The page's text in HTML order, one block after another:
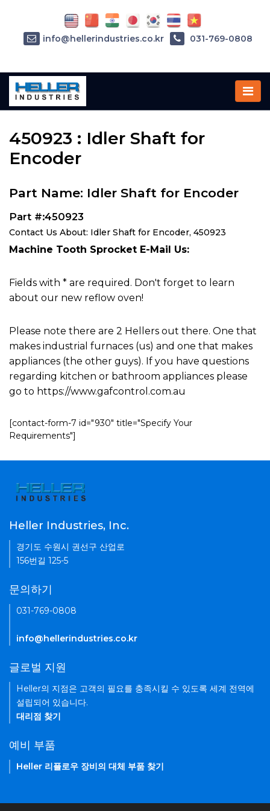
Home»Parts»450923
450923 : Idler Shaft for
Encoder
Part Name: Idler Shaft for Encoder
Part #:450923
Contact Us About: Idler Shaft for Encoder, 450923
Machine Tooth Sprocket E-Mail Us:
Fields with * are required. Don't forget to learn
about our new reflow oven!
Please note there are 2 Hellers out there. One that
makes industrial furnaces (us) and one that makes
appliances (the other guys). If you have questions
regarding kitchen or bathroom appliances please
go to https://www.gafcontrol.com.au
[contact-form-7 id="930" title="Specify Your
Requirements"]
info@hellerindustries.co.kr 031-769-0808
Heller Industries, Inc.
경기도 수원시 권선구 산업로
156번길 125-5
문의하기
031-769-0808
info@hellerindustries.co.kr
글로벌 지원
Heller의 지점은 고객의 필요를 충족시킬 수 있도록 세계 전역에
설립되어 있습니다.
대리점 찾기
예비 부품
Heller 리플로우 장비의 대체 부품 찾기